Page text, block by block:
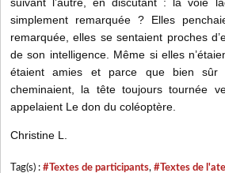
simplement remarquée ? Elles
remarquée, elles se sentaient proches
de son intelligence. Même si elles
étaient amies et parce que bien sûr
cheminaient, la tête toujours tournée
appelaient Le don du coléoptère.
Christine L.
Tag(s) : #Textes de participants, #Textes de